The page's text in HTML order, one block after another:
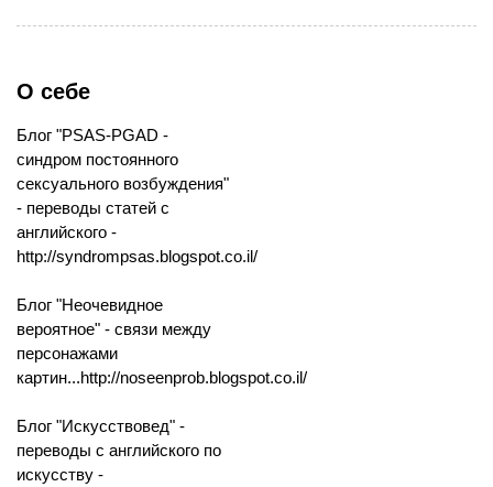
О себе
Блог "PSAS-PGAD -
синдром постоянного
сексуального возбуждения"
- переводы статей с
английского -
http://syndrompsas.blogspot.co.il/
Блог "Неочевидное
вероятное" - связи между
персонажами
картин...http://noseenprob.blogspot.co.il/
Блог "Искусствовед" -
переводы с английского по
искусству -